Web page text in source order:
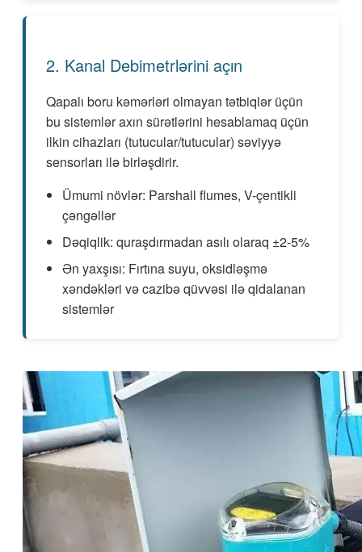
2. Kanal Debimetrlərini açın
Qapalı boru kəmərləri olmayan tətbiqlər üçün
bu sistemlər axın sürətlərini hesablamaq üçün
ilkin cihazları (tutucular/tutucular) səviyyə
sensorları ilə birləşdirir.
Ümumi növlər: Parshall flumes, V-çentikli
çəngəllər
Dəqiqlik: quraşdırmadan asılı olaraq ±2-5%
Ən yaxşısı: Fırtına suyu, oksidləşmə
xəndəkləri və cazibə qüvvəsi ilə qidalanan
sistemlər